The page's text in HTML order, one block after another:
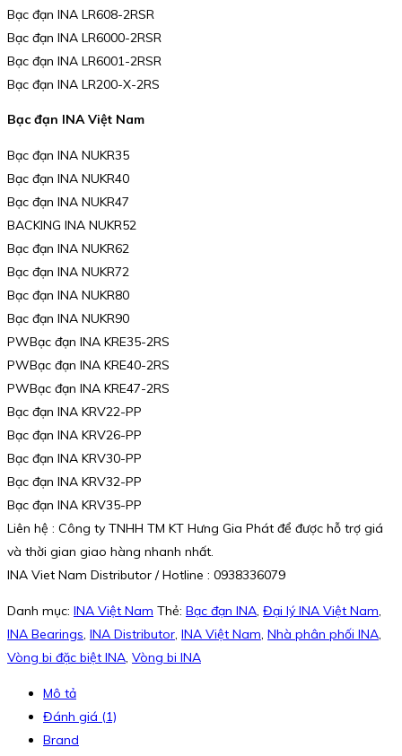
Bạc đạn INA LR608-2RSR
Bạc đạn INA LR6000-2RSR
Bạc đạn INA LR6001-2RSR
Bạc đạn INA LR200-X-2RS
Bạc đạn INA Việt Nam
Bạc đạn INA NUKR35
Bạc đạn INA NUKR40
Bạc đạn INA NUKR47
BACKING INA NUKR52
Bạc đạn INA NUKR62
Bạc đạn INA NUKR72
Bạc đạn INA NUKR80
Bạc đạn INA NUKR90
PWBạc đạn INA KRE35-2RS
PWBạc đạn INA KRE40-2RS
PWBạc đạn INA KRE47-2RS
Bạc đạn INA KRV22-PP
Bạc đạn INA KRV26-PP
Bạc đạn INA KRV30-PP
Bạc đạn INA KRV32-PP
Bạc đạn INA KRV35-PP
Liên hệ : Công ty TNHH TM KT Hưng Gia Phát để được hỗ trợ giá
và thời gian giao hàng nhanh nhất.
INA Viet Nam Distributor / Hotline : 0938336079
Danh mục: INA Việt Nam Thẻ: Bạc đạn INA, Đại lý INA Việt Nam,
INA Bearings, INA Distributor, INA Việt Nam, Nhà phân phối INA,
Vòng bi đặc biệt INA, Vòng bi INA
Mô tả
Đánh giá (1)
Brand